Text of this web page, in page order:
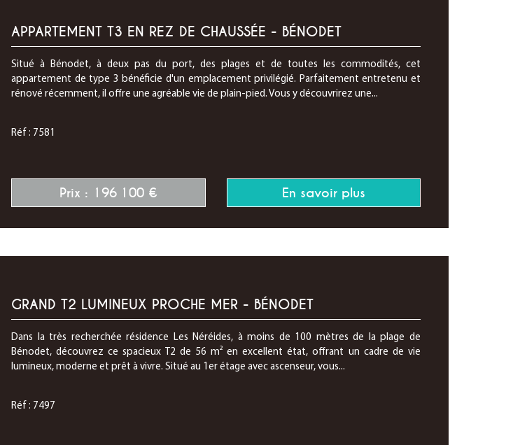
APPARTEMENT T3 EN REZ DE CHAUSSÉE - BÉNODET
Situé à Bénodet, à deux pas du port, des plages et de toutes les commodités, cet
appartement de type 3 bénéficie d'un emplacement privilégié. Parfaitement entretenu et
rénové récemment, il offre une agréable vie de plain-pied. Vous y découvrirez une...
Réf : 7581
Prix : 196 100 € En savoir plus
GRAND T2 LUMINEUX PROCHE MER - BÉNODET
Dans la très recherchée résidence Les Néréides, à moins de 100 mètres de la plage de
Bénodet, découvrez ce spacieux T2 de 56 m² en excellent état, offrant un cadre de vie
lumineux, moderne et prêt à vivre. Situé au 1er étage avec ascenseur, vous...
Réf : 7497